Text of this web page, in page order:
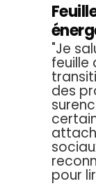
"Je
feuille
des
pour